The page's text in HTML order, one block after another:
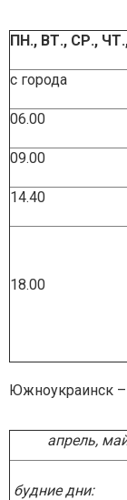
ПН., ВТ., СР.,
с города
06.00
09.00
14.40
18.00
Южноукраинск
апрель,
будние дни: